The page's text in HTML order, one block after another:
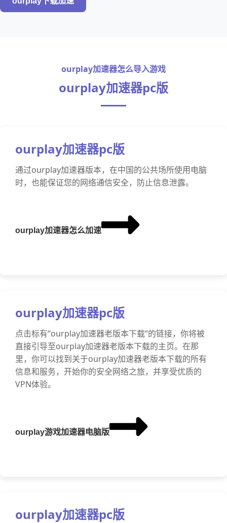
ourplay加速器怎么导入游戏
ourplay加速器pc版
ourplay加速器pc版
通过ourplay加速器版本，在中国的公共场所使用电脑
时，也能保证您的网络通信安全，防止信息泄露。
ourplay加速器怎么加速
ourplay加速器pc版
点击标有“ourplay加速器老版本下载”的链接，你将被
直接引导至ourplay加速器老版本下载的主页。在那
里，你可以找到关于ourplay加速器老版本下载的所有
信息和服务，开始你的安全网络之旅，并享受优质的
VPN体验。
ourplay游戏加速器电脑版
ourplay加速器pc版